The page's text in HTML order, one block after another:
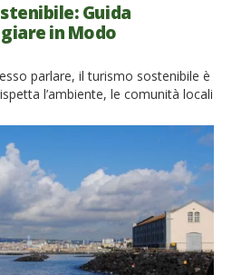
Guida
in Modo
parlare, il turismo sostenibile è
l’ambiente, le comunità locali
più consapevoli, capaci di
i luoghi che visitiamo. In questa
cos’è […]